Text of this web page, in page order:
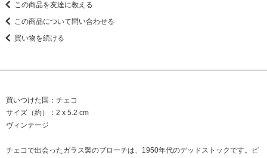
この商品を友達に教える
この商品について問い合わせる
買い物を続ける
買いつけた国：チェコ
サイズ（約）：2 x 5.2 cm
ヴィンテージ
チェコで出会ったガラス製のブローチは、1950年代のデッドストックです。ピ